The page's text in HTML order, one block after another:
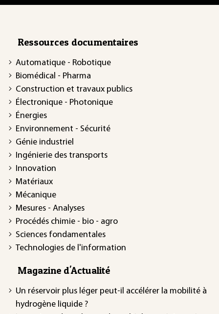
Ressources documentaires
Automatique - Robotique
Biomédical - Pharma
Construction et travaux publics
Électronique - Photonique
Énergies
Environnement - Sécurité
Génie industriel
Ingénierie des transports
Innovation
Matériaux
Mécanique
Mesures - Analyses
Procédés chimie - bio - agro
Sciences fondamentales
Technologies de l'information
Magazine d'Actualité
Un réservoir plus léger peut-il accélérer la mobilité à
hydrogène liquide ?